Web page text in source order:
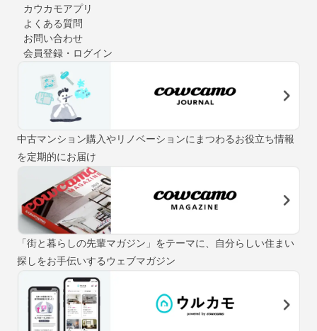
カウカモアプリ
よくある質問
お問い合わせ
会員登録・ログイン
中古マンション購入やリノベーションにまつわるお役立ち情報
を定期的にお届け
「街と暮らしの先輩マガジン」をテーマに、自分らしい住まい
探しをお手伝いするウェブマガジン